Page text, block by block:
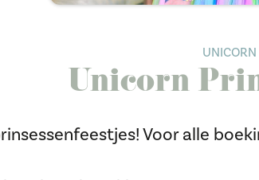
Unicorn
Voor alle